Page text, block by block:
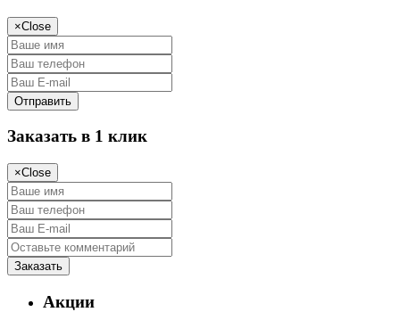
×Close
Заказать в 1 клик
×Close
Акции